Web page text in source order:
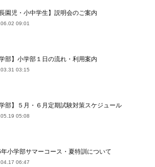
長園児・小中学生】説明会のご案内
09:01
学部】小学部１日の流れ・利用案内
03:15
学部】５月・６月定期試験対策スケジュール
05:08
小学部サマーコース・夏特訓について
06:47